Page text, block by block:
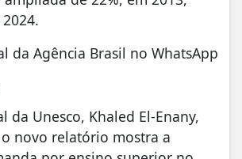
da Agência Brasil no WhatsApp
da Unesco, Khaled El-Enany,
novo relatório mostra a